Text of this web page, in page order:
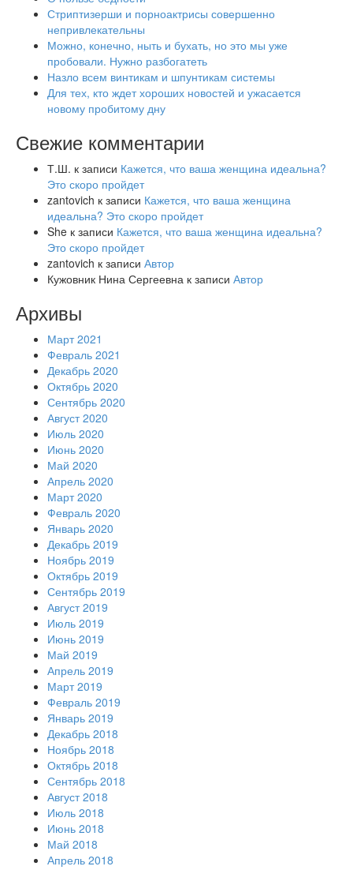
Стриптизерши и порноактрисы совершенно
непривлекательны
Можно, конечно, ныть и бухать, но это мы уже
пробовали. Нужно разбогатеть
Назло всем винтикам и шпунтикам системы
Для тех, кто ждет хороших новостей и ужасается
новому пробитому дну
Свежие комментарии
Т.Ш. к записи Кажется, что ваша женщина идеальна?
Это скоро пройдет
zantovich к записи Кажется, что ваша женщина
идеальна? Это скоро пройдет
She к записи Кажется, что ваша женщина идеальна?
Это скоро пройдет
zantovich к записи Автор
Кужовник Нина Сергеевна к записи Автор
Архивы
Март 2021
Февраль 2021
Декабрь 2020
Октябрь 2020
Сентябрь 2020
Август 2020
Июль 2020
Июнь 2020
Май 2020
Апрель 2020
Март 2020
Февраль 2020
Январь 2020
Декабрь 2019
Ноябрь 2019
Октябрь 2019
Сентябрь 2019
Август 2019
Июль 2019
Июнь 2019
Май 2019
Апрель 2019
Март 2019
Февраль 2019
Январь 2019
Декабрь 2018
Ноябрь 2018
Октябрь 2018
Сентябрь 2018
Август 2018
Июль 2018
Июнь 2018
Май 2018
Апрель 2018